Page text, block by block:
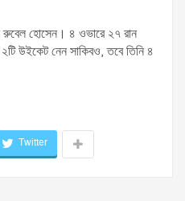
রুবেল হোসেন। ৪ ওভারে ২৭ রান
উইকেট নেন সাকিবও, তবে তিনি ৪
Twitter